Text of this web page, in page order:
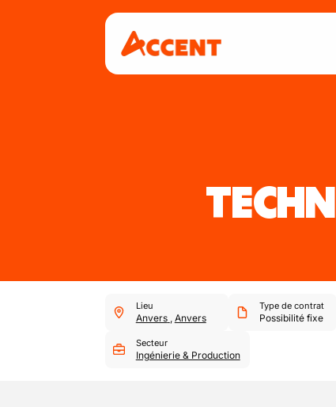
Lieu
Anvers , Anvers
Type de contrat
Possibilité fixe
Secteur
Ingénierie & Production